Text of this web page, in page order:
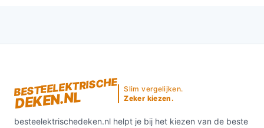
BESTEELEKTRISCHE
DEKEN.NL
Slim vergelijken.
Zeker kiezen.
besteelektrischedeken.nl helpt je bij het kiezen van de beste